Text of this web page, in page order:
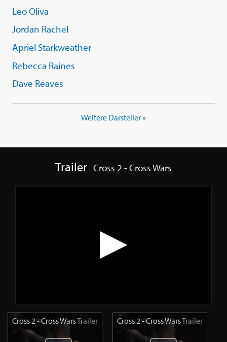
Leo Oliva
Jordan Rachel
Apriel Starkweather
Rebecca Raines
Dave Reaves
Weitere Darsteller »
Trailer Cross 2 - Cross Wars
Cross 2 - Cross WarsTrailer Cross 2 - Cross WarsTrailer